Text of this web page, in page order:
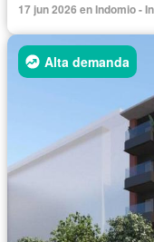
17 jun 2026 en Indomio -
Alta demanda